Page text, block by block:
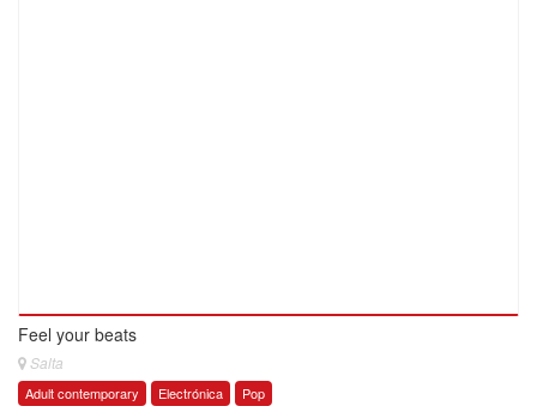
Feel your beats
Salta
Adult contemporary Electrónica Pop